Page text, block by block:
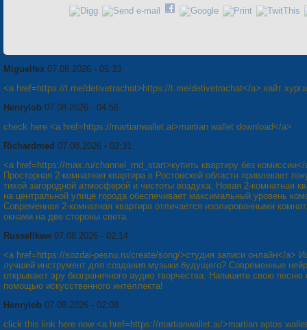
Miguelfex 07.08.2026 - 05:33
<a href=https://t.me/detivetrachat>https://t.me/detivetrachat</a> кайт
Henrylob 07.08.2026 - 04:56
check here <a href=https://martianwallet.ai>martian wallet download</a>
Richardmed 07.08.2026 - 02:31
<a href=https://max.ru/channel_rnd_start>купить квартиру без комиссии</
Просторная 2-комнатная квартира в Ростовской области привлекает
тихой загородной атмосферой и чистоты воздуха. Новая 2-комнатная
на центральной улице города обеспечивает максимальный уровень
Современная 2-комнатная квартира отличается изолированными
окнами на две стороны света.
Russellkew 07.08.2026 - 02:14
<a href=https://sozdai-pesnu.ru/create/song/>студия записи онлайн</a>
лучший инструмент для создания музыки будущего? Современные
открывают эру безграничного аудио творчества. Напишите свою песню
помощью искусственного интеллекта!
Henrylob 07.08.2026 - 02:08
click this link here now <a href=https://martianwallet.ai/>martian aptos